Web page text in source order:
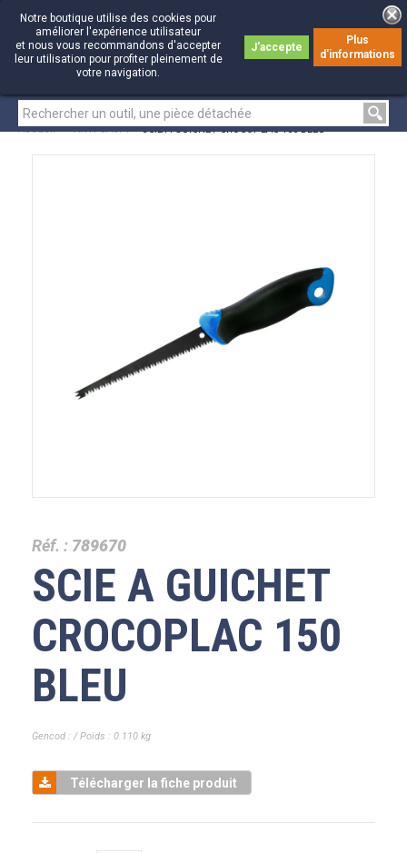
0
0
Notre boutique utilise des cookies pour
améliorer l'expérience utilisateur
et nous vous recommandons d'accepter
leur utilisation pour profiter pleinement de
votre navigation.
J'accepte
Plus
d'informations
Accueil > ANTI-GASPI > SCIE A GUICHET CROCOPLAC 150 BLEU
Réf. : 789670
SCIE A GUICHET
CROCOPLAC 150
BLEU
Gencod : / Poids : 0.110 kg
Télécharger la fiche produit